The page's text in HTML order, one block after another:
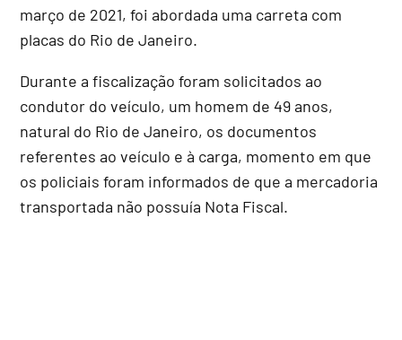
março de 2021, foi abordada uma carreta com
placas do Rio de Janeiro.
Durante a fiscalização foram solicitados ao
condutor do veículo, um homem de 49 anos,
natural do Rio de Janeiro, os documentos
referentes ao veículo e à carga, momento em que
os policiais foram informados de que a mercadoria
transportada não possuía Nota Fiscal.